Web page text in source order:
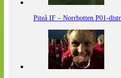
Piteå IF – Norrbotten P01-